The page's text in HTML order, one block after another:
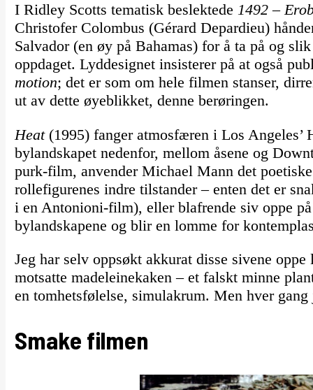
I Ridley Scotts tematisk beslektede 1492 –
Christofer Colombus (Gérard Depardieu)
Salvador (en øy på Bahamas) for å ta på og
oppdaget. Lyddesignet insisterer på at også
motion; det er som om hele filmen stanser,
ut av dette øyeblikket, denne berøringen.
Heat(1995) fanger atmosfæren i Los
bylandskapet nedenfor, mellom åsene og
purk-film, anvender Michael Mann det
rollefigurenes indre tilstander – enten det er
i en Antonioni-film), eller blafrende siv oppe
bylandskapene og blir en lomme for
Jeg har selv oppsøkt akkurat disse sivene
motsatte madeleinekaken – et falskt minne
en tomhetsfølelse, simulakrum. Men hver
Smake filmen